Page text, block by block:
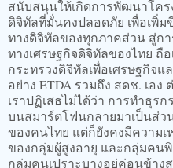
สนับสนุนให้เกิดการพัฒนาโคร
ดิจิทัลที่มั่นคงปลอดภัย เพื่อเพิ่
ทางดิจิทัลของทุกภาคส่วน สู่กา
ทางเศรษฐกิจดิจิทัลของไทย ถื
กระทรวงดิจิทัลเพื่อเศรษฐกิจ
อย่าง ETDA รวมถึง สดช. เอง
เราปฏิเสธไม่ได้ว่า การทำธุ
บนสมาร์ตโฟนกลายมาเป็นส่
ของคนไทย แต่ก็ยังคงมีความ
ของกลุ่มผู้สูงอายุ และกลุ่มคน
กลุ่มคนเปราะบางอยู่ค่อนข้าง